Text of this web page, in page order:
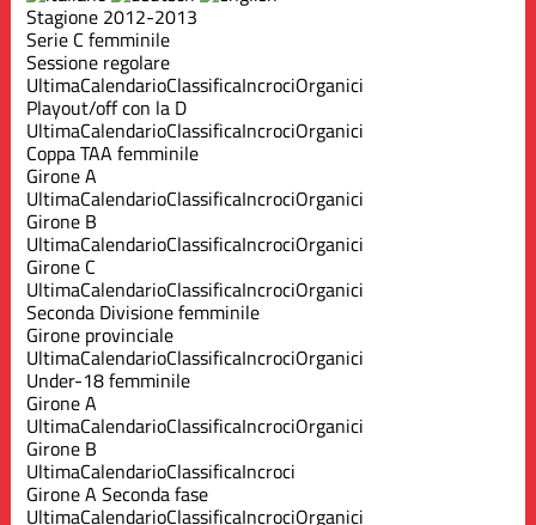
Stagione 2012-2013
Serie C femminile
Sessione regolare
UltimaCalendarioClassificaIncrociOrganici
Playout/off con la D
UltimaCalendarioClassificaIncrociOrganici
Coppa TAA femminile
Girone A
UltimaCalendarioClassificaIncrociOrganici
Girone B
UltimaCalendarioClassificaIncrociOrganici
Girone C
UltimaCalendarioClassificaIncrociOrganici
Seconda Divisione femminile
Girone provinciale
UltimaCalendarioClassificaIncrociOrganici
Under-18 femminile
Girone A
UltimaCalendarioClassificaIncrociOrganici
Girone B
UltimaCalendarioClassificaIncroci
Girone A Seconda fase
UltimaCalendarioClassificaIncrociOrganici